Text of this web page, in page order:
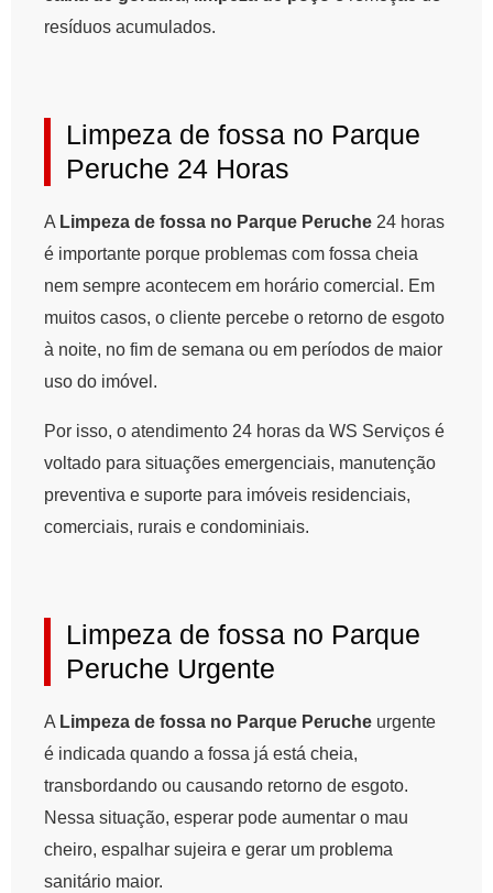
resíduos acumulados.
Limpeza de fossa no Parque
Peruche 24 Horas
A Limpeza de fossa no Parque Peruche 24 horas
é importante porque problemas com fossa cheia
nem sempre acontecem em horário comercial. Em
muitos casos, o cliente percebe o retorno de esgoto
à noite, no fim de semana ou em períodos de maior
uso do imóvel.
Por isso, o atendimento 24 horas da WS Serviços é
voltado para situações emergenciais, manutenção
preventiva e suporte para imóveis residenciais,
comerciais, rurais e condominiais.
Limpeza de fossa no Parque
Peruche Urgente
A Limpeza de fossa no Parque Peruche urgente
é indicada quando a fossa já está cheia,
transbordando ou causando retorno de esgoto.
Nessa situação, esperar pode aumentar o mau
cheiro, espalhar sujeira e gerar um problema
sanitário maior.